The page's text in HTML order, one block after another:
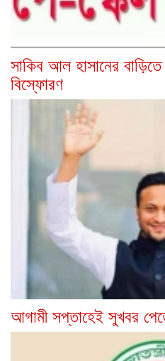
সাকিব আল হাসানের
বিস্ফোরণ
আগামী সপ্তাহেই সুখবর